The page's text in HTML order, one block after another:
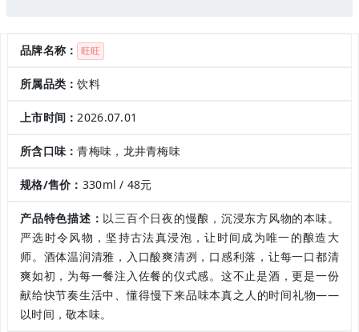
品牌名称： 旺旺
所属品类：饮料
上市时间：2026.07.01
所含口味：青梅味，龙井青梅味
规格/售价： 330ml / 48元
产品特色描述： 以三百个日夜的慢酿，沉浸东方风物的本味。
严选时令风物，坚持古法真浸泡，让时间成为唯一的酿造大
师。酒体温润清雅，入口酸爽清冽，口感利落，让每一口都清
爽如初，为每一餐注入佐餐的仪式感。这不止是酒，更是一份
献给快节奏生活中、懂得慢下来品味本真之人的时间礼物——
以时间，敬本味。